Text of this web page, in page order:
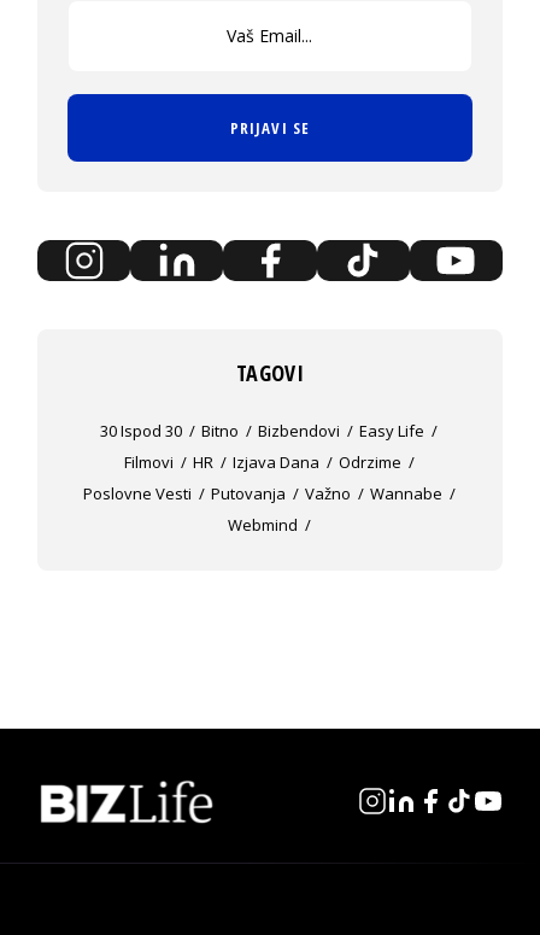
PRIJAVI SE
TAGOVI
30 Ispod 30 Bitno Bizbendovi
Easy Life
Filmovi
HR Izjava Dana
Odrzime
Poslovne Vesti
Putovanja Važno
Wannabe
Webmind